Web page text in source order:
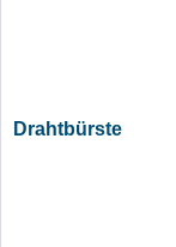
Drahtbürste